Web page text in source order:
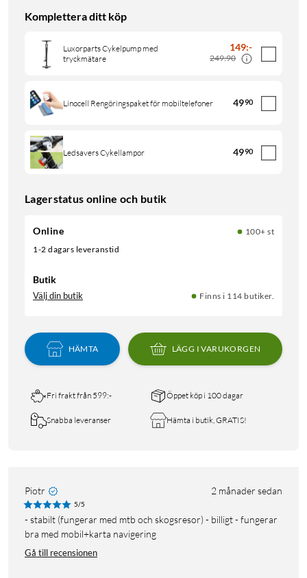
Komplettera ditt köp
Luxorparts Cykelpump med
tryckmätare
149:-
249:90
Linocell Rengöringspaket för mobiltelefoner 4990
Ledsavers Cykellampor 4990
Lagerstatus online och butik
Online
100+ st
1-2 dagars leveranstid
Butik
Välj din butik Finns i 114 butiker.
HÄMTA LÄGG I VARUKORGEN
Fri frakt från 599:- Öppet köp i 100 dagar
Snabba leveranser Hämta i butik, GRATIS!
Piotr 2 månader sedan
5/5
- stabilt (fungerar med mtb och skogsresor) - billigt - fungerar
bra med mobil+karta navigering
Gå till recensionen